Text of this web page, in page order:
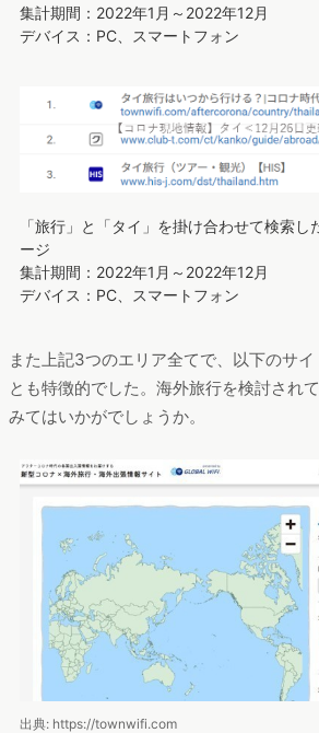
集計期間：2022年1月～2022年12月
デバイス：PC、スマートフォン
「旅行」と「タイ」を掛け合わせて検索
ージ
集計期間：2022年1月～2022年12月
デバイス：PC、スマートフォン
また上記3つのエリア全てで、以下のサ
とも特徴的でした。海外旅行を検討され
みてはいかがでしょうか。
出典: https://townwifi.com